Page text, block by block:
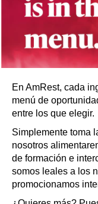
En AmRest, cada
menú de
entre los que elegir.
Simplemente toma
nosotros
de formación e
somos leales a los
promocionamos